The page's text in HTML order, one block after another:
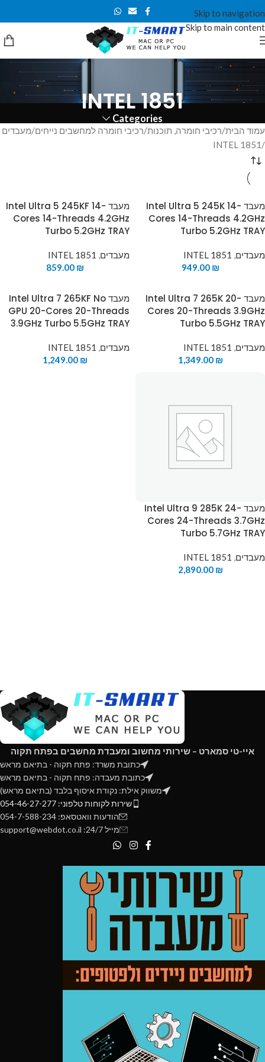
Skip to navigation
Skip to main content
INTEL 1851
Categories
עמוד הבית רכיבי חומרה, תוכנות רכיבי חומרה למחשבים נייחים מעבדים
INTEL 1851
מעבד Intel Ultra 5 245K 14-
Cores 14-Threads 4.2GHz
Turbo 5.2GHz TRAY
מעבדים,
INTEL 1851
949.00 ₪
מעבד Intel Ultra 5 245KF 14-
Cores 14-Threads 4.2GHz
Turbo 5.2GHz TRAY
מעבדים,
INTEL 1851
859.00 ₪
מעבד Intel Ultra 7 265K 20-
Cores 20-Threads 3.9GHz
Turbo 5.5GHz TRAY
מעבדים,
INTEL 1851
1,349.00 ₪
מעבד Intel Ultra 7 265KF No
GPU 20-Cores 20-Threads
3.9GHz Turbo 5.5GHz TRAY
מעבדים,
INTEL 1851
1,249.00 ₪
מעבד Intel Ultra 9 285K 24-
Cores 24-Threads 3.7GHz
Turbo 5.7GHz TRAY
מעבדים,
INTEL 1851
2,890.00 ₪
איי-טי סמארט – שירותי מחשוב ומעבדת מחשבים בפתח תקוה
כתובת משרד: פתח תקוה - בתיאם מראש
כתובת מעבדה: פתח תקוה - בתיאם מראש
משווק אילת: נקודת איסוף בלבד (בתיאם מראש)
שירות לקוחות טלפוני: 054-46-27-277
הודעות וואטסאפ: 054-7-588-234
מייל 24/7: support@webdot.co.il